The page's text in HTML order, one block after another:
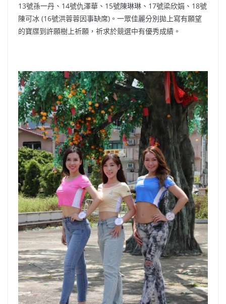
13號孫一丹、14號仇澤華、15號陳琳琳、17號梁欣娟、18號
陳可冰 (16號洪蓉蓉因事缺席)。一眾佳麗分別拋上寫有願望
的寶牒到許願樹上祈願，祈求於競選中有優秀成績。